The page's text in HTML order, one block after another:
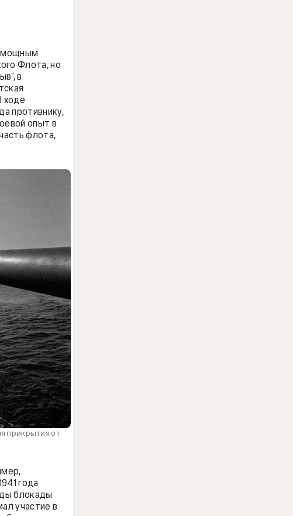
мощным
Флота, но
в
ходе
противнику,
опыт в
флота,
прикрытия от
года
блокады
участие в